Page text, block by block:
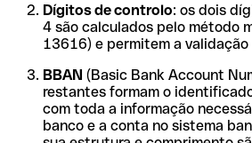
Dígitos de controlo: os dois
4 são calculados pelo método
13616) e permitem a
BBAN (Basic Bank Account
restantes formam o
com toda a informação
banco e a conta no sistema